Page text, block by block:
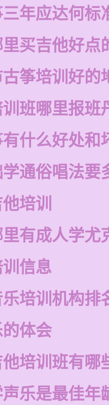
年应达何标
买吉他好点
筝培训好的
班哪里报班
什么好处和
通俗唱法要
培训
有成人学尤
信息
培训机构排
体会
培训班有哪
乐是最佳年